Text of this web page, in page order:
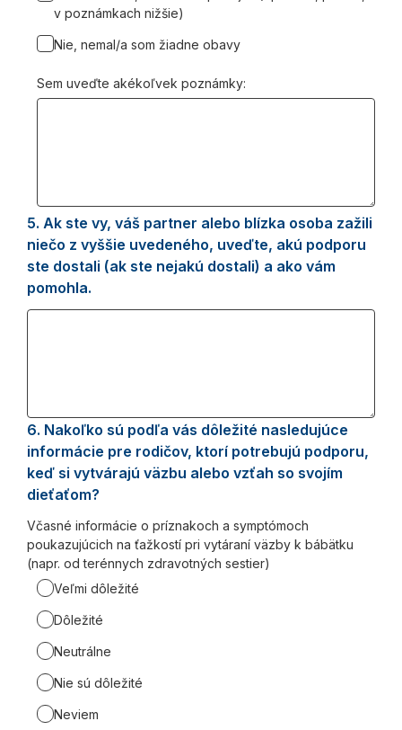
v poznámkach nižšie)
Nie, nemal/a som žiadne obavy
Sem uveďte akékoľvek poznámky:
5. Question
5.
Ak ste vy, váš partner alebo blízka osoba zažili
niečo z vyššie uvedeného, uveďte, akú podporu
ste dostali (ak ste nejakú dostali) a ako vám
pomohla.
6. Question
6.
Nakoľko sú podľa vás dôležité nasledujúce
informácie pre rodičov, ktorí potrebujú podporu,
keď si vytvárajú väzbu alebo vzťah so svojím
dieťaťom?
Včasné informácie o príznakoch a symptómoch
poukazujúcich na ťažkostí pri vytáraní väzby k bábätku
(napr. od terénnych zdravotných sestier)
Veľmi dôležité
Dôležité
Neutrálne
Nie sú dôležité
Neviem